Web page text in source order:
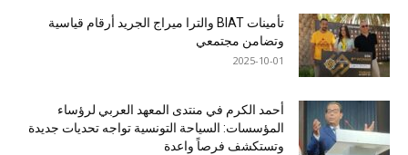
تأمينات BIAT والترا ميراج الجريد أرقام قياسية
وتضامن مجتمعي
2025-10-01
أحمد الكرم في منتدى المعهد العربي لرؤساء
المؤسسات: السياحة التونسية تواجه تحديات جديدة
وتستكشف فرصاً واعدة